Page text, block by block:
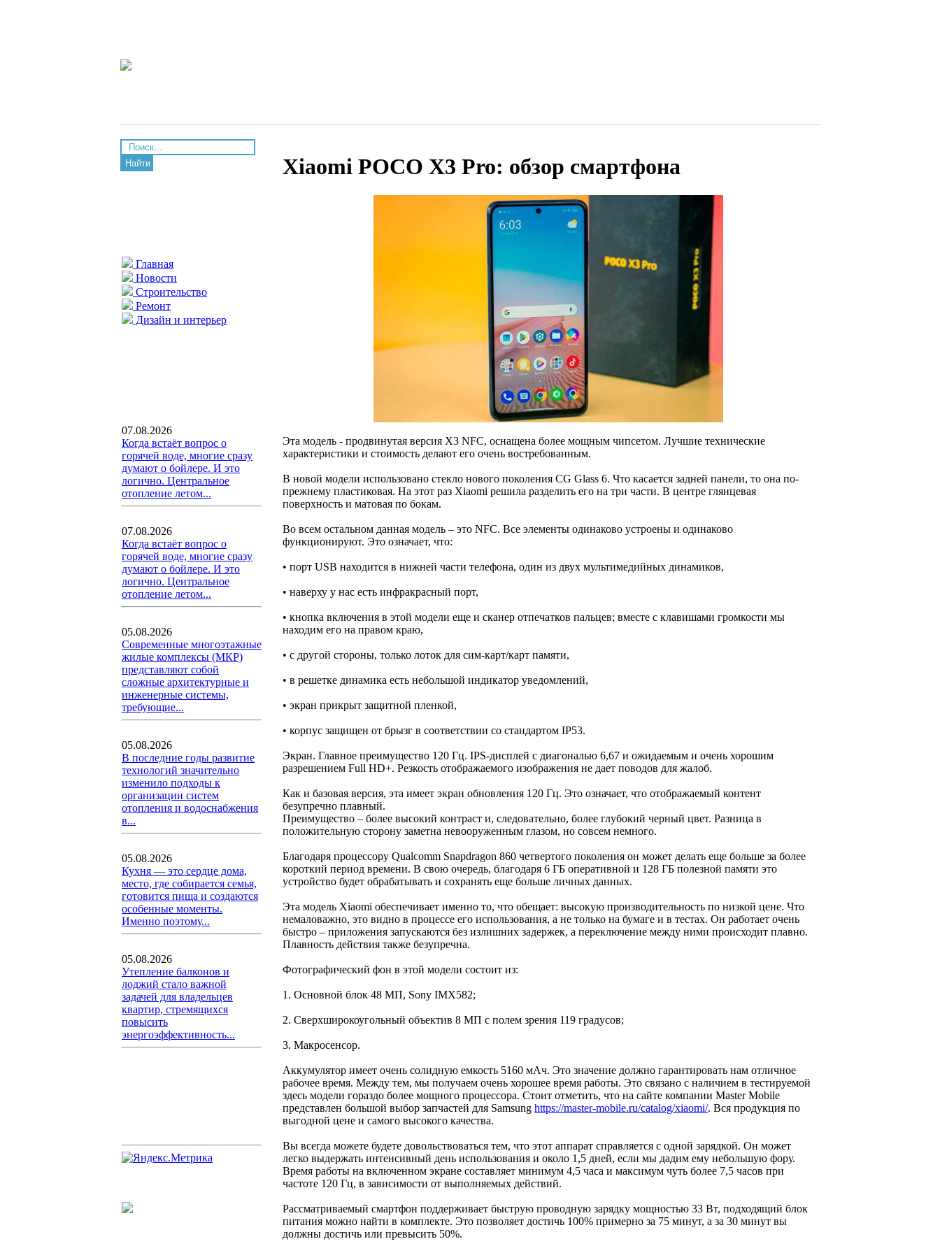
Найти
Главная
Новости
Строительство
Ремонт
Дизайн и интерьер
07.08.2026
Когда встаёт вопрос о
горячей воде, многие сразу
думают о бойлере. И это
логично. Центральное
отопление летом...
07.08.2026
Когда встаёт вопрос о
горячей воде, многие сразу
думают о бойлере. И это
логично. Центральное
отопление летом...
05.08.2026
Современные многоэтажные
жилые комплексы (МКР)
представляют собой
сложные архитектурные и
инженерные системы,
требующие...
05.08.2026
В последние годы развитие
технологий значительно
изменило подходы к
организации систем
отопления и водоснабжения
в...
05.08.2026
Кухня — это сердце дома,
место, где собирается семья,
готовится пища и создаются
особенные моменты.
Именно поэтому...
05.08.2026
Утепление балконов и
лоджий стало важной
задачей для владельцев
квартир, стремящихся
повысить
энергоэффективность...
Xiaomi POCO X3 Pro: обзор смартфона
Эта модель - продвинутая версия X3 NFC, оснащена более мощным чипсетом. Лучшие технические
характеристики и стоимость делают его очень востребованным.
В новой модели использовано стекло нового поколения CG Glass 6. Что касается задней панели, то она по-
прежнему пластиковая. На этот раз Xiaomi решила разделить его на три части. В центре глянцевая
поверхность и матовая по бокам.
Во всем остальном данная модель – это NFC. Все элементы одинаково устроены и одинаково
функционируют. Это означает, что:
• порт USB находится в нижней части телефона, один из двух мультимедийных динамиков,
• наверху у нас есть инфракрасный порт,
• кнопка включения в этой модели еще и сканер отпечатков пальцев; вместе с клавишами громкости мы
находим его на правом краю,
• с другой стороны, только лоток для сим-карт/карт памяти,
• в решетке динамика есть небольшой индикатор уведомлений,
• экран прикрыт защитной пленкой,
• корпус защищен от брызг в соответствии со стандартом IP53.
Экран. Главное преимущество 120 Гц. IPS-дисплей с диагональю 6,67 и ожидаемым и очень хорошим
разрешением Full HD+. Резкость отображаемого изображения не дает поводов для жалоб.
Как и базовая версия, эта имеет экран обновления 120 Гц. Это означает, что отображаемый контент
безупречно плавный.
Преимущество – более высокий контраст и, следовательно, более глубокий черный цвет. Разница в
положительную сторону заметна невооруженным глазом, но совсем немного.
Благодаря процессору Qualcomm Snapdragon 860 четвертого поколения он может делать еще больше за более
короткий период времени. В свою очередь, благодаря 6 ГБ оперативной и 128 ГБ полезной памяти это
устройство будет обрабатывать и сохранять еще больше личных данных.
Эта модель Xiaomi обеспечивает именно то, что обещает: высокую производительность по низкой цене. Что
немаловажно, это видно в процессе его использования, а не только на бумаге и в тестах. Он работает очень
быстро – приложения запускаются без излишних задержек, а переключение между ними происходит плавно.
Плавность действия также безупречна.
Фотографический фон в этой модели состоит из:
1. Основной блок 48 МП, Sony IMX582;
2. Сверхширокоугольный объектив 8 МП с полем зрения 119 градусов;
3. Макросенсор.
Аккумулятор имеет очень солидную емкость 5160 мАч. Это значение должно гарантировать нам отличное
рабочее время. Между тем, мы получаем очень хорошее время работы. Это связано с наличием в тестируемой
здесь модели гораздо более мощного процессора. Стоит отметить, что на сайте компании Master Mobile
представлен большой выбор запчастей для Samsung https://master-mobile.ru/catalog/xiaomi/. Вся продукция по
выгодной цене и самого высокого качества.
Вы всегда можете будете довольствоваться тем, что этот аппарат справляется с одной зарядкой. Он может
легко выдержать интенсивный день использования и около 1,5 дней, если мы дадим ему небольшую фору.
Время работы на включенном экране составляет минимум 4,5 часа и максимум чуть более 7,5 часов при
частоте 120 Гц, в зависимости от выполняемых действий.
Рассматриваемый смартфон поддерживает быструю проводную зарядку мощностью 33 Вт, подходящий блок
питания можно найти в комплекте. Это позволяет достичь 100% примерно за 75 минут, а за 30 минут вы
должны достичь или превысить 50%.